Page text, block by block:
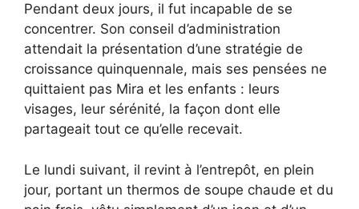
Pendant deux jours, il fut incapable de se
concentrer. Son conseil d’administration
attendait la présentation d’une stratégie de
croissance quinquennale, mais ses pensées ne
quittaient pas Mira et les enfants : leurs
visages, leur sérénité, la façon dont elle
partageait tout ce qu’elle recevait.
Le lundi suivant, il revint à l’entrepôt, en plein
jour, portant un thermos de soupe chaude et du